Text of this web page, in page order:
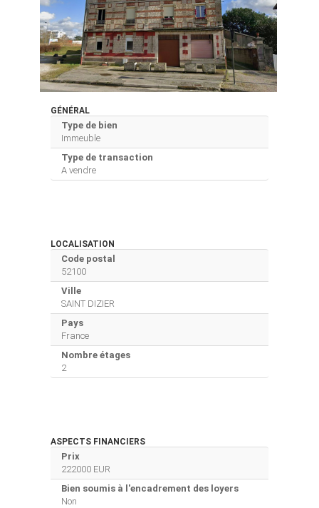
GÉNÉRAL
Type de bien
Immeuble
Type de transaction
A vendre
LOCALISATION
Code postal
52100
Ville
SAINT DIZIER
Pays
France
Nombre étages
2
ASPECTS FINANCIERS
Prix
222000 EUR
Bien soumis à l'encadrement des loyers
Non